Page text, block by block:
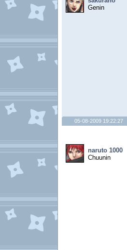
Genin
05-08-2009 19:22:27
naruto 1000
Chuunin